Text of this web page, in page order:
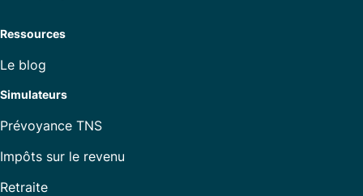
Ressources
Le blog
Simulateurs
Prévoyance TNS
Impôts sur le revenu
Retraite